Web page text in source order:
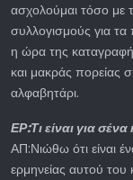
ασχολούμαι τόσο με
συλλογισμούς για
η ώρα της
και μακράς πορείας
αλφαβητάρι.
ΕΡ:Τι είναι για
ΑΠ:Νιώθω ότι είναι
ερμηνείας αυτού